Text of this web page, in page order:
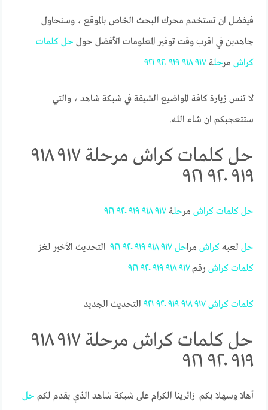
فيفضل ان تستخدم محرك البحث الخاص بالموقع ، وسنحاول
جاهدين في اقرب وقت توفير المعلومات الأفضل حول حل كلمات
كراش مرحلة٩١٧ ٩١٨ ٩١٩ ٩٢٠ ٩٢١
لا تنس زيارة كافة المواضيع الشيقة في شبكة شاهد ، والتي
ستتعجبكم ان شاء الله.
حل كلمات كراش مرحلة ٩١٧ ٩١٨
٩١٩ ٩٢٠ ٩٢١
حل كلمات كراش مرحلة٩١٧ ٩١٨ ٩١٩ ٩٢٠ ٩٢١
حل لعبهكراش مراحل ٩١٧ ٩١٨ ٩١٩ ٩٢٠ ٩٢١ التحديث الأخير لغز
كلمات كراش رقم٩١٧ ٩١٨ ٩١٩ ٩٢٠ ٩٢١
كلمات كراش ٩١٧ ٩١٨ ٩١٩ ٩٢٠ ٩٢١ التحديث الجديد
حل كلمات كراش مرحلة ٩١٧ ٩١٨
٩١٩ ٩٢٠ ٩٢١
أهلا وسهلا بكم زائرينا الكرام على شبكة شاهد الذي يقدم لكم حل